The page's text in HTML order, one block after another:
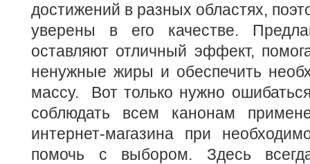
достижений в разных областях,
уверены в его качестве.
оставляют отличный эффект,
ненужные жиры и обеспечить
массу. Вот только нужно
соблюдать всем канонам
интернет-магазина при
помочь с выбором. Здесь